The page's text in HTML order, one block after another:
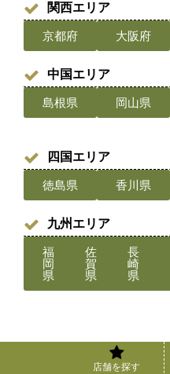
関西エリア
京都府 大阪府
中国エリア
島根県 岡山県
四国エリア
徳島県 香川県
九州エリア
福
岡
県
佐
賀
県
長
崎
県
店舗を探す